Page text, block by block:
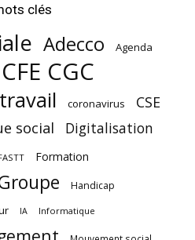
clés
Adecco Agenda
CFE CGC
coronavirus CSE
social Digitalisation
Formation
Handicap
IA Informatique